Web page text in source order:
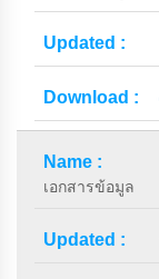
เอกสารข้อมูล